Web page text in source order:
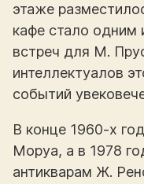
этаже
кафе стало одним
встреч для М.
интеллектуалов
событий
В конце 1960-х
Моруа, а в 1978
антикварам Ж.